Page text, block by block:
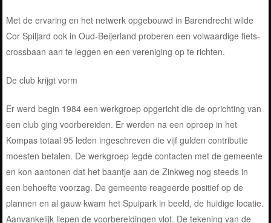
Met de ervaring en het netwerk opgebouwd in Barendrecht wilde
Cor Spiljard ook in Oud-Beijerland proberen een volwaardige fiets-
crossbaan aan te leggen en een vereniging op te richten.
De club krijgt vorm
Er werd begin 1984 een werkgroep opgericht die de oprichting van
een club ging voorbereiden. Er werden na een oproep in het
Kompas totaal 95 leden ingeschreven die vijf gulden contributie
moesten betalen. De werkgroep legde contacten met de gemeente
en kon aantonen dat het baantje aan de Zinkweg nog steeds in
een behoefte voorzag. De gemeente reageerde positief op de
plannen en al gauw kwam het Spuipark in beeld, de huidige locatie.
Aanvankelijk liepen de voorbereidingen vlot. De tekening van de